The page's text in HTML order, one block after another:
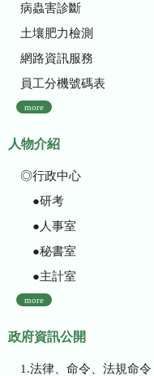
病蟲害診斷
土壤肥力檢測
網路資訊服務
員工分機號碼表
more
人物介紹
◎行政中心
●研考
●人事室
●秘書室
●主計室
more
政府資訊公開
1.法律、命令、法規命令